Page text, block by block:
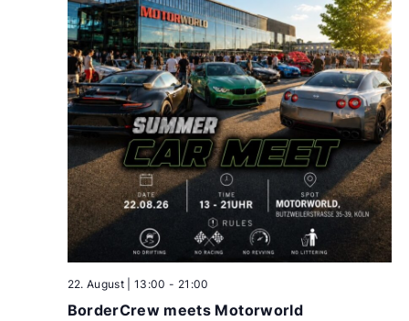
BorderCrew meets Motorworld
22. August | 13:00 - 21:00